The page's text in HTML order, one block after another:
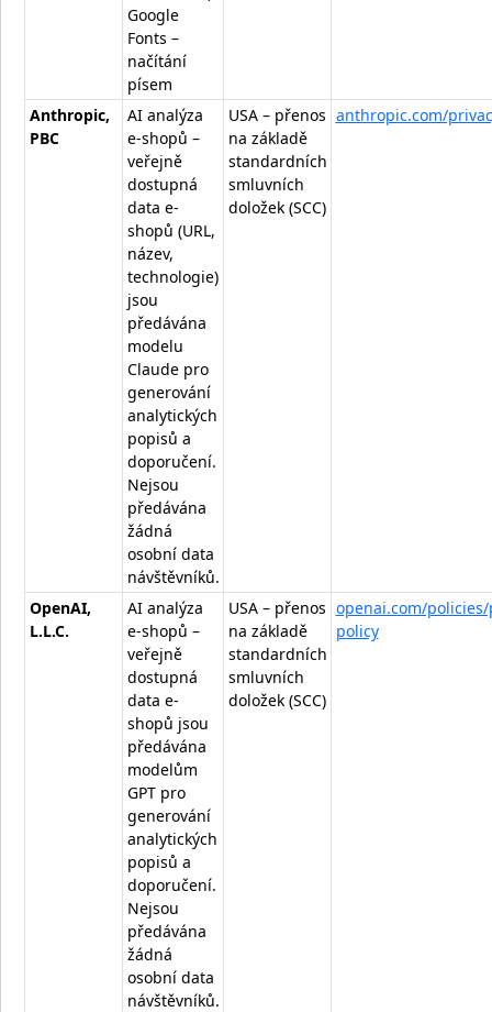
Google
Fonts –
načítání
písem
Anthropic,
PBC
AI analýza
e-shopů –
veřejně
dostupná
data e-
shopů (URL,
název,
technologie)
jsou
předávána
modelu
Claude pro
generování
analytických
popisů a
doporučení.
Nejsou
předávána
žádná
osobní data
návštěvníků.
USA – přenos
na základě
standardních
smluvních
doložek (SCC)
anthropic.com/
OpenAI,
L.L.C.
AI analýza
e-shopů –
veřejně
dostupná
data e-
shopů jsou
předávána
modelům
GPT pro
generování
analytických
popisů a
doporučení.
Nejsou
předávána
žádná
osobní data
návštěvníků.
USA – přenos
na základě
standardních
smluvních
doložek (SCC)
openai.com/
policy